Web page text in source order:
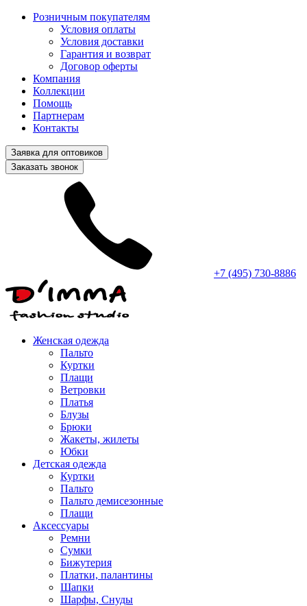
Розничным покупателям
Условия оплаты
Условия доставки
Гарантия и возврат
Договор оферты
Компания
Коллекции
Помощь
Партнерам
Контакты
Заявка для оптовиков
Заказать звонок
+7 (495) 730-8886
Женская одежда
Пальто
Куртки
Плащи
Ветровки
Платья
Блузы
Брюки
Жакеты, жилеты
Юбки
Детская одежда
Куртки
Пальто
Пальто демисезонные
Плащи
Аксессуары
Ремни
Сумки
Бижутерия
Платки, палантины
Шапки
Шарфы, Снуды